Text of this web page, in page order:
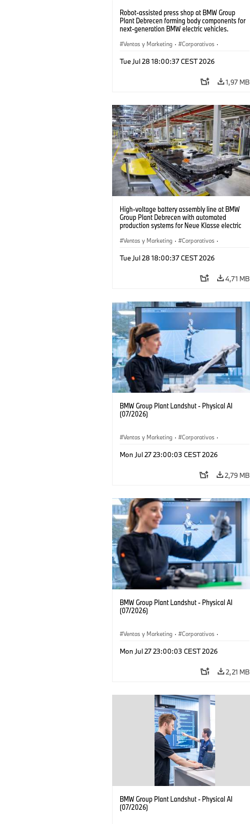
Robot-assisted press shop at BMW Group
Plant Debrecen forming body components for
next-generation BMW electric vehicles.
Ventas y Marketing · Corporativos ·
Tue Jul 28 18:00:37 CEST 2026
1,97 MB
High-voltage battery assembly line at BMW
Group Plant Debrecen with automated
production systems for Neue Klasse electric
Ventas y Marketing · Corporativos ·
Tue Jul 28 18:00:37 CEST 2026
4,71 MB
BMW Group Plant Landshut - Physical AI
(07/2026)
Ventas y Marketing · Corporativos ·
Mon Jul 27 23:00:03 CEST 2026
2,79 MB
BMW Group Plant Landshut - Physical AI
(07/2026)
Ventas y Marketing · Corporativos ·
Mon Jul 27 23:00:03 CEST 2026
2,21 MB
BMW Group Plant Landshut - Physical AI
(07/2026)